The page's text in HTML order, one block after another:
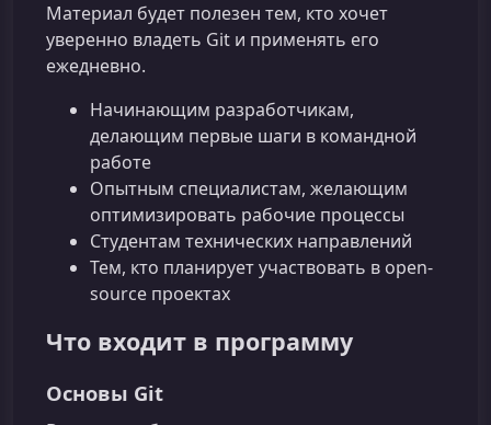
Материал будет полезен тем, кто хочет
уверенно владеть Git и применять его
ежедневно.
Начинающим разработчикам,
делающим первые шаги в командной
работе
Опытным специалистам, желающим
оптимизировать рабочие процессы
Студентам технических направлений
Тем, кто планирует участвовать в open-
source проектах
Что входит в программу
Основы Git